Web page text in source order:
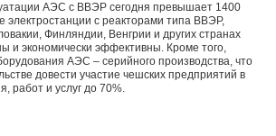
АЭС с ВВЭР сегодня превышает 1400
электростанции с реакторами типа ВВЭР,
Финляндии, Венгрии и других странах
и экономически эффективны. Кроме того,
АЭС – серийного производства, что
довести участие чешских предприятий в
работ и услуг до 70%.